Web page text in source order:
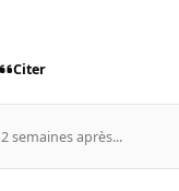
Citer
2 semaines après...